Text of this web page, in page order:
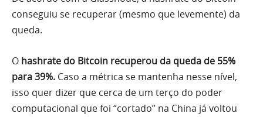
conseguiu se recuperar (mesmo que levemente) da
queda.
O hashrate do Bitcoin recuperou da queda de 55%
para 39%. Caso a métrica se mantenha nesse nível,
isso quer dizer que cerca de um terço do poder
computacional que foi “cortado” na China já voltou